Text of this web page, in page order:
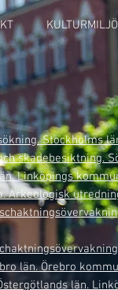
Stockholms
skadebesiktning.
Linköpings
Arkeologisk
län. Örebro
län.